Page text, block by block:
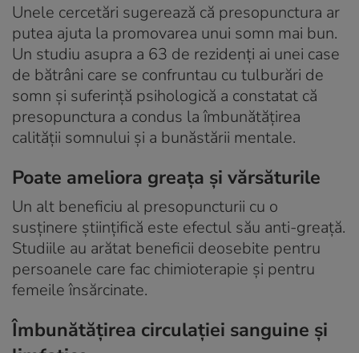
Unele cercetări sugerează că presopunctura ar
putea ajuta la promovarea unui somn mai bun.
Un studiu asupra a 63 de rezidenți ai unei case
de bătrâni care se confruntau cu tulburări de
somn și suferință psihologică a constatat că
presopunctura a condus la îmbunătățirea
calității somnului și a bunăstării mentale.
Poate ameliora greața și vărsăturile
Un alt beneficiu al presopuncturii cu o
susținere științifică este efectul său anti-greață.
Studiile au arătat beneficii deosebite pentru
persoanele care fac chimioterapie și pentru
femeile însărcinate.
Îmbunătățirea circulației sanguine și